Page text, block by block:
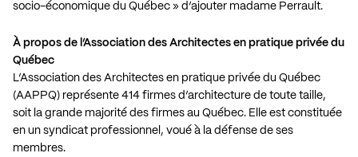
socio-économique du Québec » d’ajouter madame Perrault.
À propos de l’Association des Architectes en pratique privée du
Québec
L’Association des Architectes en pratique privée du Québec
(AAPPQ) représente 414 firmes d’architecture de toute taille,
soit la grande majorité des firmes au Québec. Elle est constituée
en un syndicat professionnel, voué à la défense de ses
membres.